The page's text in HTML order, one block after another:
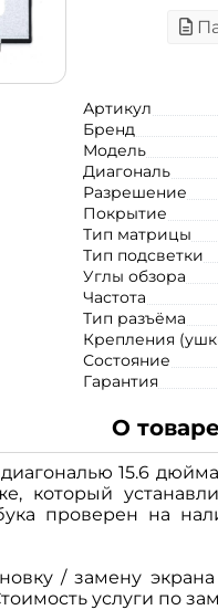
Артикул
Бренд
Модель
Диагональ
Разрешение
Покрытие
Тип матрицы
Тип подсветки
Углы обзора
Частота
Тип разъёма
Крепления
Состояние
Гарантия
О товаре
15.6
который
проверен на
/ замену экрана
услуги по